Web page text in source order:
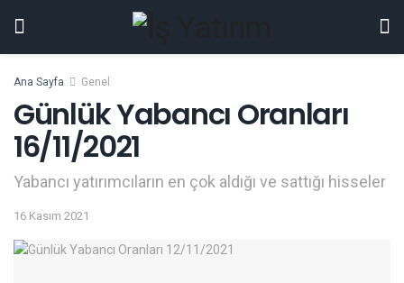
Ana Sayfa Genel
Günlük Yabancı Oranları
16/11/2021
Yabancı yatırımcıların en çok aldığı ve sattığı hisseler
16 Kasım 2021